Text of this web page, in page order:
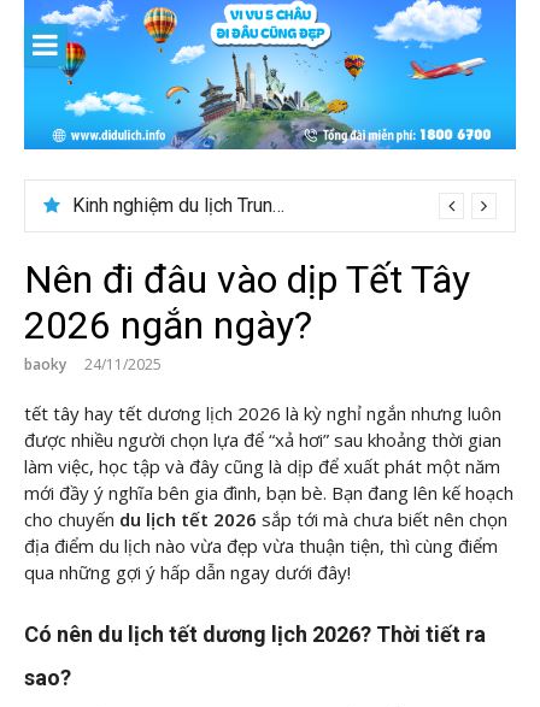
content
Kinh nghiệm du lịch Trung Á lần đầu cho khách Việt
Nên đi đâu vào dịp Tết Tây
2026 ngắn ngày?
baoky 24/11/2025
tết tây hay tết dương lịch 2026 là kỳ nghỉ ngắn nhưng luôn
được nhiều người chọn lựa để “xả hơi” sau khoảng thời gian
làm việc, học tập và đây cũng là dịp để xuất phát một năm
mới đầy ý nghĩa bên gia đình, bạn bè. Bạn đang lên kế hoạch
cho chuyến du lịch tết 2026 sắp tới mà chưa biết nên chọn
địa điểm du lịch nào vừa đẹp vừa thuận tiện, thì cùng điểm
qua những gợi ý hấp dẫn ngay dưới đây!
Có nên du lịch tết dương lịch 2026? Thời tiết ra
sao?